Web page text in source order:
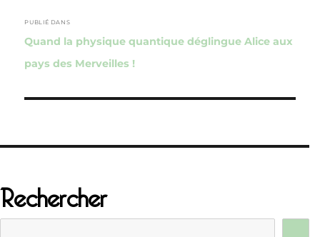
de
l’article
PUBLIÉ DANS
Quand la physique quantique déglingue Alice aux
pays des Merveilles !
Rechercher